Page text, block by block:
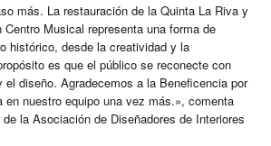
más. La restauración de la Quinta La Riva y
Musical representa una forma de
histórico, desde la creatividad y la
es que el público se reconecte con
el diseño. Agradecemos a la Beneficencia por
en nuestro equipo una vez más.», comenta
la Asociación de Diseñadores de Interiores